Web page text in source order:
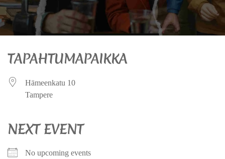
TAPAHTUMAPAIKKA
Hämeenkatu 10
Tampere
NEXT EVENT
No upcoming events